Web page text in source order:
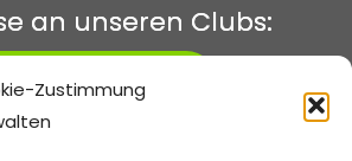
Zustimmung
an unseren Clubs:
Starten!
Abo kündigen